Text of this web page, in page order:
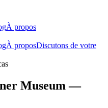
À propos
À proposDiscutons de votre
Museum —